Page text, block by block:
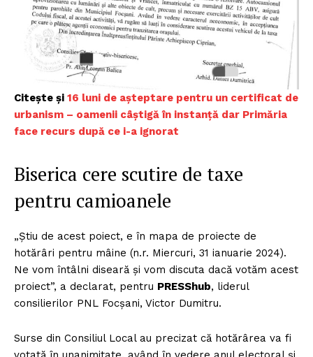
Citește și 16 luni de așteptare pentru un certificat de
urbanism – oamenii câștigă în instanță dar Primăria
face recurs după ce i-a ignorat
Biserica cere scutire de taxe
pentru camioanele
„Știu de acest poiect, e în mapa de proiecte de
hotărâri pentru mâine (n.r. Miercuri, 31 ianuarie 2024).
Ne vom întâlni diseară și vom discuta dacă votăm acest
proiect”, a declarat, pentru PRESShub, liderul
consilierilor PNL Focșani, Victor Dumitru.
Surse din Consiliul Local au precizat că hotărârea va fi